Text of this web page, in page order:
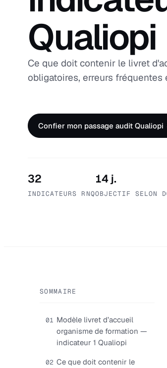
Qualiopi
Ce que doit contenir le livret
obligatoires, erreurs fréquentes
Confier mon passage audit Qualiopi
32
INDICATEURS RNQ
14 j.
OBJECTIF SELON
SOMMAIRE
01 Modèle livret d’accueil
organisme de formation —
indicateur 1 Qualiopi
02 Ce que doit contenir le